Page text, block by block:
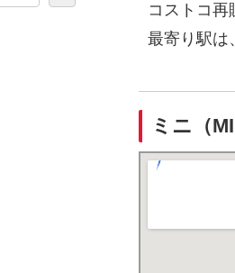
コストコ再
最寄り駅
ミニ（